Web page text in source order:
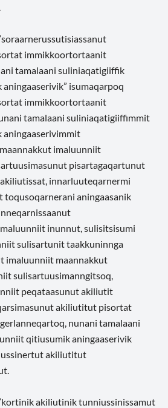
immikkoortortaanit
tamalaani suliniaqatigiiffik
isumaqarpoq
immikkoortortaanit
tamalaani suliniaqatigiiffimmit
imaluunniit
pisartagaqartunut
innarluuteqarnermi
aningaasanik
inunnut, sulisitsisumi
sulisartunit taakkuninnga
imaluunniit maannakkut
sulisartuusimanngitsoq,
peqataasunut akiliutit
akiliutitut pisortat
nunani tamalaani
qitiusumik aningaaserivik
akiliutitut
akiliutinik tunniussinissamut